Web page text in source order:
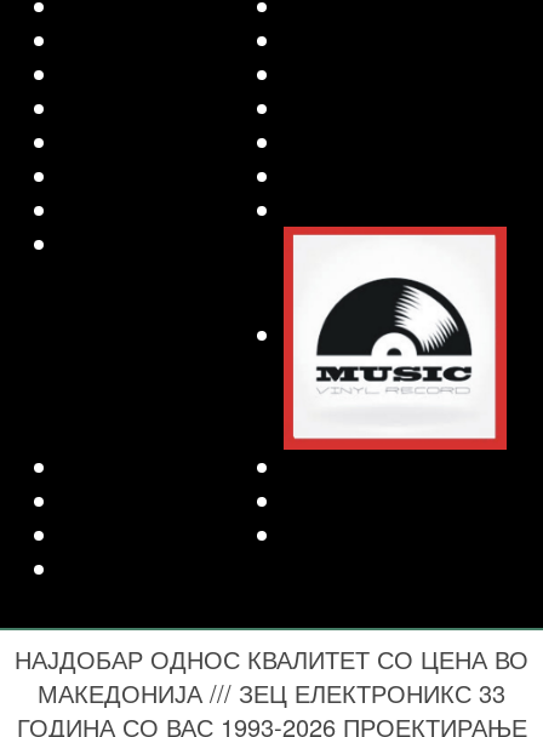
НАЈДОБАР ОДНОС КВАЛИТЕТ СО ЦЕНА ВО
МАКЕДОНИЈА /// ЗЕЦ ЕЛЕКТРОНИКС 33
ГОДИНА СО ВАС 1993-2026 ПРОЕКТИРАЊЕ